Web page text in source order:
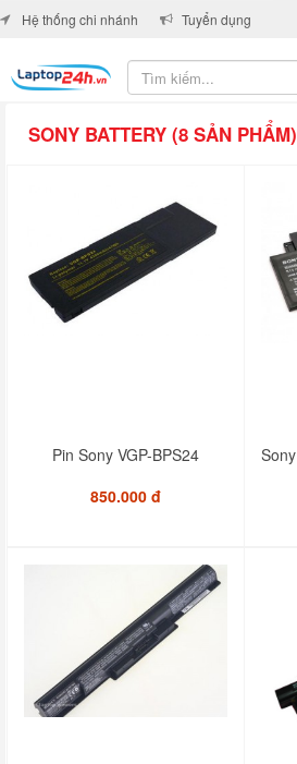
Hệ thống chi nhánh Tuyển dụng
SONY BATTERY (8 SẢN PHẨM)
Pin Sony VGP-BPS24
850.000 đ